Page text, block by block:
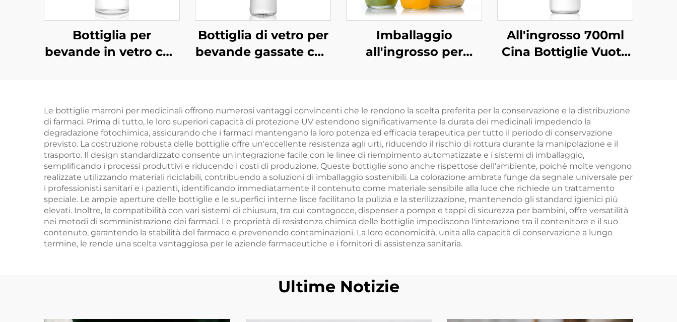
Bottiglia per
bevande in vetro con
ml, per bevande a
base di succo, vino e
vodka
Bottiglia di vetro per
bevande gassate con
Imballaggio
all'ingrosso per
ml
All'ingrosso 700ml
Cina Bottiglie Vuote
Le bottiglie marroni per medicinali offrono numerosi vantaggi convincenti che le rendono la scelta preferita per la conservazione e la distribuzione
di farmaci. Prima di tutto, le loro superiori capacità di protezione UV estendono significativamente la durata dei medicinali impedendo la
degradazione fotochimica, assicurando che i farmaci mantengano la loro potenza ed efficacia terapeutica per tutto il periodo di conservazione
previsto. La costruzione robusta delle bottiglie offre un'eccellente resistenza agli urti, riducendo il rischio di rottura durante la manipolazione e il
trasporto. Il design standardizzato consente un'integrazione facile con le linee di riempimento automatizzate e i sistemi di imballaggio,
semplificando i processi produttivi e riducendo i costi di produzione. Queste bottiglie sono anche rispettose dell'ambiente, poiché molte vengono
realizzate utilizzando materiali riciclabili, contribuendo a soluzioni di imballaggio sostenibili. La colorazione ambrata funge da segnale universale per
i professionisti sanitari e i pazienti, identificando immediatamente il contenuto come materiale sensibile alla luce che richiede un trattamento
speciale. Le ampie aperture delle bottiglie e le superfici interne lisce facilitano la pulizia e la sterilizzazione, mantenendo gli standard igienici più
elevati. Inoltre, la compatibilità con vari sistemi di chiusura, tra cui contagocce, dispenser a pompa e tappi di sicurezza per bambini, offre versatilità
nei metodi di somministrazione dei farmaci. Le proprietà di resistenza chimica delle bottiglie impediscono l'interazione tra il contenitore e il suo
contenuto, garantendo la stabilità del farmaco e prevenendo contaminazioni. La loro economicità, unita alla capacità di conservazione a lungo
termine, le rende una scelta vantaggiosa per le aziende farmaceutiche e i fornitori di assistenza sanitaria.
Ultime Notizie